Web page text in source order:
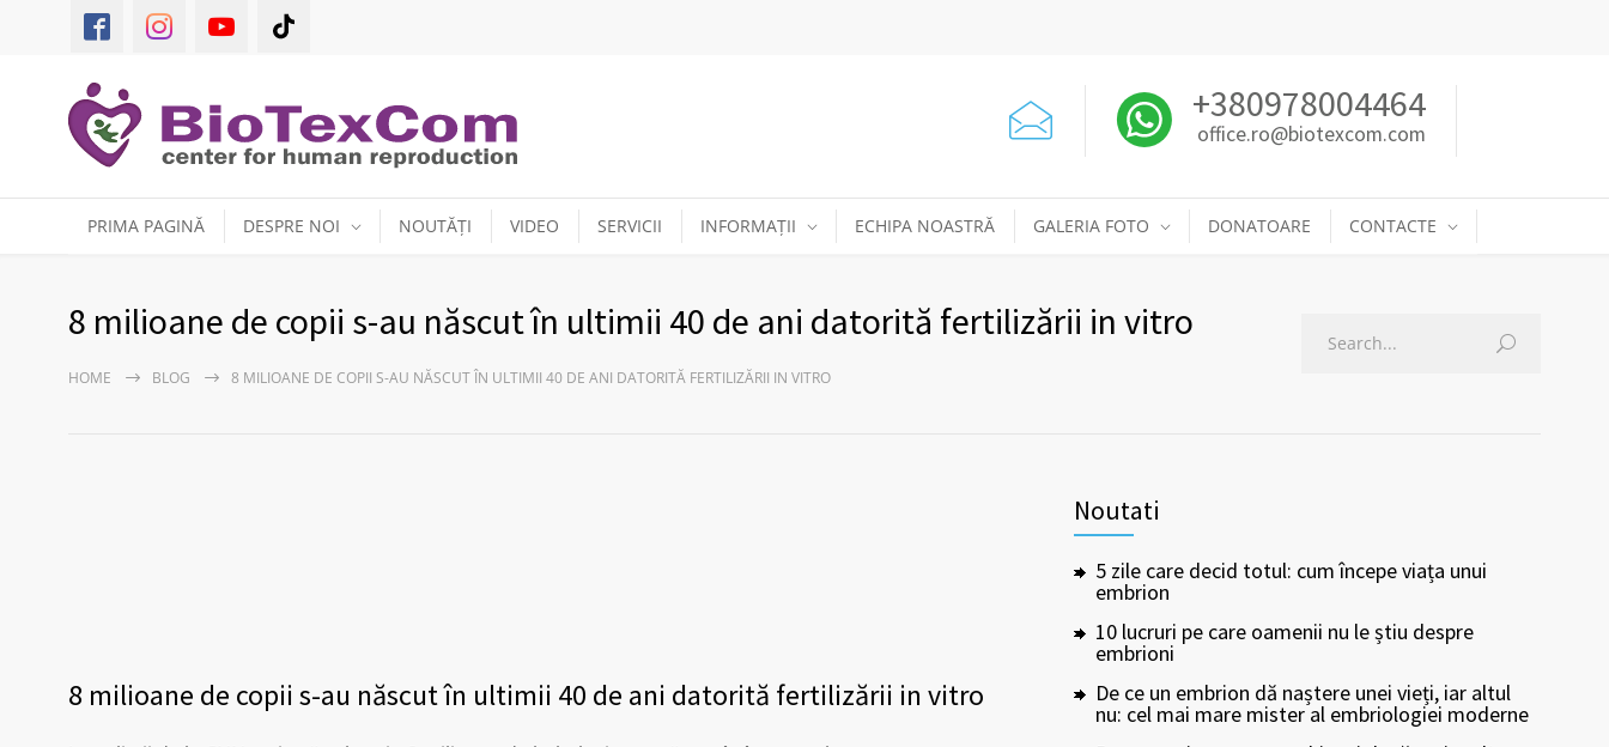
+380978004464
office.ro@biotexcom.com
PRIMA PAGINĂ DESPRE NOI NOUTĂȚI VIDEO SERVICII INFORMAȚII ECHIPA NOASTRĂ GALERIA FOTO DONATOARE CONTACTE
8 milioane de copii s-au născut în ultimii 40 de ani datorită fertilizării in vitro
HOME BLOG 8 MILIOANE DE COPII S-AU NĂSCUT ÎN ULTIMII 40 DE ANI DATORITĂ FERTILIZĂRII IN VITRO
8 milioane de copii s-au născut în ultimii 40 de ani datorită fertilizării in vitro
Noutati
5 zile care decid totul: cum începe viața unui
embrion
10 lucruri pe care oamenii nu le știu despre
embrioni
De ce un embrion dă naștere unei vieți, iar altul
nu: cel mai mare mister al embriologiei moderne